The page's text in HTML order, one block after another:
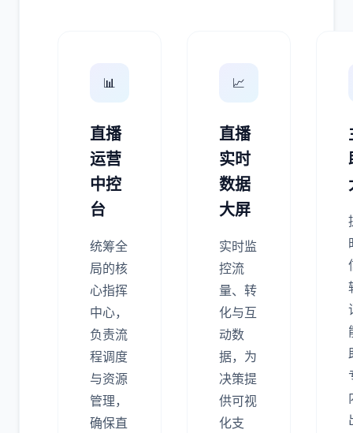
📊
直播
运营
中控
台
统筹全
局的核
心指挥
中心，
负责流
程调度
与资源
管理，
确保直
📈
直播
实时
数据
大屏
实时监
控流
量、转
化与互
动数
据，为
决策提
供可视
化支